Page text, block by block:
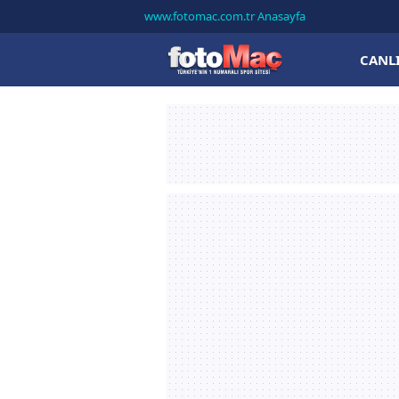
www.fotomac.com.tr Anasayfa